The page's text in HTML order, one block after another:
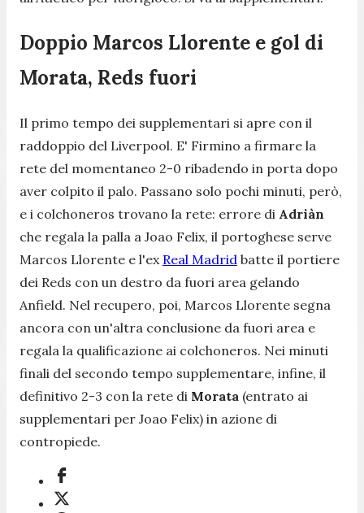
Doppio Marcos Llorente e gol di
Morata, Reds fuori
Il primo tempo dei supplementari si apre con il
raddoppio del Liverpool. E' Firmino a firmare la
rete del momentaneo 2-0 ribadendo in porta dopo
aver colpito il palo. Passano solo pochi minuti, però,
e i colchoneros trovano la rete: errore di Adriàn
che regala la palla a Joao Felix, il portoghese serve
Marcos Llorente e l'ex Real Madrid batte il portiere
dei Reds con un destro da fuori area gelando
Anfield. Nel recupero, poi, Marcos Llorente segna
ancora con un'altra conclusione da fuori area e
regala la qualificazione ai colchoneros. Nei minuti
finali del secondo tempo supplementare, infine, il
definitivo 2-3 con la rete di Morata (entrato ai
supplementari per Joao Felix) in azione di
contropiede.